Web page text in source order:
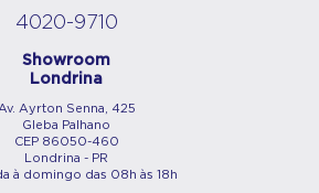
4020-9710
Showroom
Londrina
Av. Ayrton Senna, 425
Gleba Palhano
CEP 86050-460
Londrina - PR
à domingo das 08h às 18h